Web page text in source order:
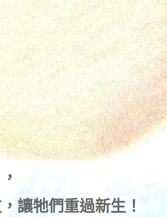
讓牠們重過新生！